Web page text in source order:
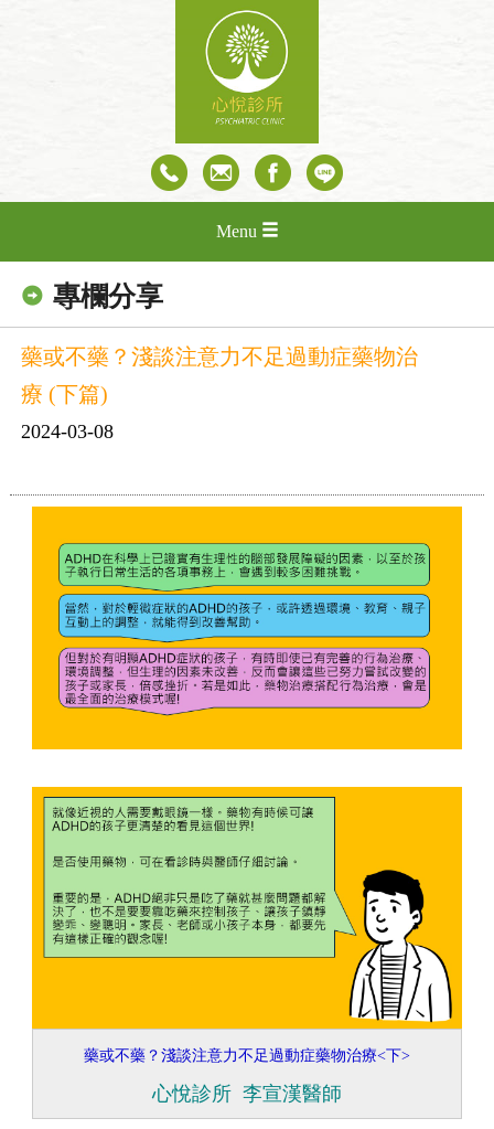
Menu
專欄分享
藥或不藥？淺談注意力不足過動症藥物治
療 (下篇)
2024-03-08
藥或不藥？淺談注意力不足過動症藥物治療<下>
心悅診所 李宣漢醫師